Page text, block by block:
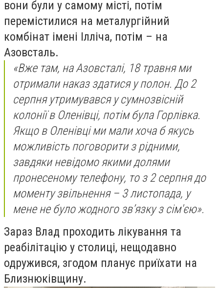
вони були у самому місті, потім
перемістилися на металургійний
комбінат імені Ілліча, потім – на
Азовсталь.
«Вже там, на Азовсталі, 18 травня ми
отримали наказ здатися у полон. До 2
серпня утримувався у сумнозвісній
колонії в Оленівці, потім була Горлівка.
Якщо в Оленівці ми мали хоча б якусь
можливість поговорити з рідними,
завдяки невідомо якими долями
пронесеному телефону, то з 2 серпня до
моменту звільнення – 3 листопада, у
мене не було жодного зв’язку з сім'єю».
Зараз Влад проходить лікування та
реабілітацію у столиці, нещодавно
одружився, згодом планує приїхати на
Близнюківщину.